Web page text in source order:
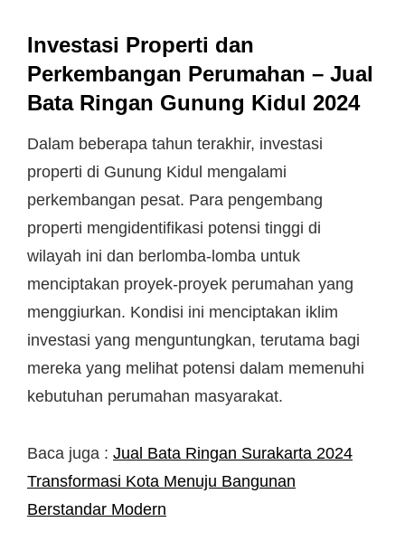
Investasi Properti dan
Perkembangan Perumahan – Jual
Bata Ringan Gunung Kidul 2024
Dalam beberapa tahun terakhir, investasi
properti di Gunung Kidul mengalami
perkembangan pesat. Para pengembang
properti mengidentifikasi potensi tinggi di
wilayah ini dan berlomba-lomba untuk
menciptakan proyek-proyek perumahan yang
menggiurkan. Kondisi ini menciptakan iklim
investasi yang menguntungkan, terutama bagi
mereka yang melihat potensi dalam memenuhi
kebutuhan perumahan masyarakat.
Baca juga : Jual Bata Ringan Surakarta 2024
Transformasi Kota Menuju Bangunan
Berstandar Modern